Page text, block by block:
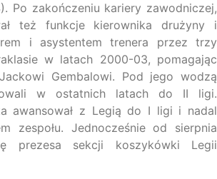
Po zakończeniu kariery zawodniczej,
też funkcje kierownika drużyny i
i asystentem trenera przez trzy
w latach 2000-03, pomagając
Gembalowi. Pod jego wodzą
w ostatnich latach do II ligi.
awansował z Legią do I ligi i nadal
zespołu. Jednocześnie od sierpnia
prezesa sekcji koszykówki Legii